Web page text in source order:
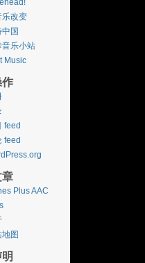
乐改变
国
音乐小站
Music
feed
feed
Plus AAC
地图